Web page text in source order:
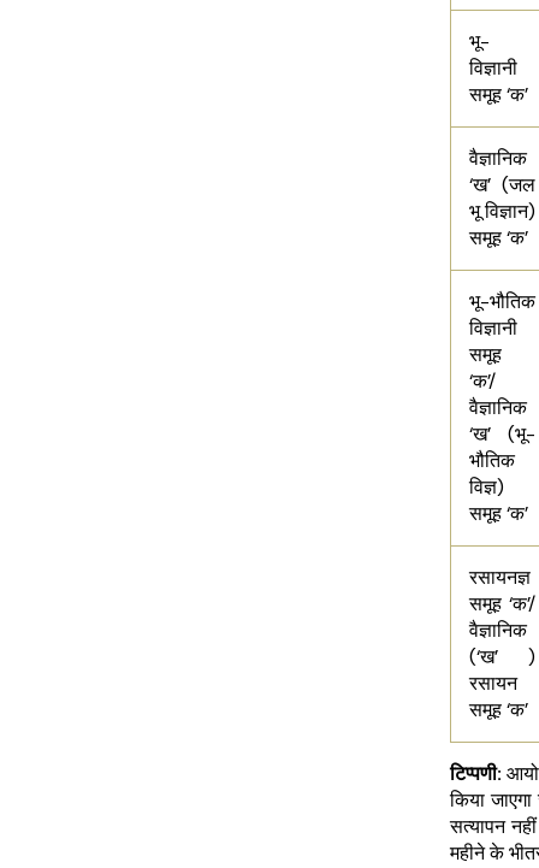
भू-
विज्ञानी
समूह ‘क’
वैज्ञानिक
‘ख’ (जल
भू विज्ञान)
समूह ‘क’
भू-भौतिक
विज्ञानी
समूह
‘क’/
वैज्ञानिक
‘ख’ (भू-
भौतिक
विज्ञ)
समूह ‘क’
रसायनज्ञ
समूह ‘क’/
वैज्ञानिक
(‘ख’ )
रसायन
समूह ‘क’
टिप्पणी:
किया
सत्यापन
महीने के